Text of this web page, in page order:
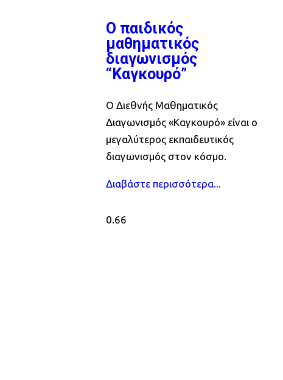
Ο παιδικός
μαθηματικός
διαγωνισμός
“Καγκουρό”
Ο Διεθνής Μαθηματικός
Διαγωνισμός «Καγκουρό» είναι ο
μεγαλύτερος εκπαιδευτικός
διαγωνισμός στον κόσμο.
Διαβάστε περισσότερα...